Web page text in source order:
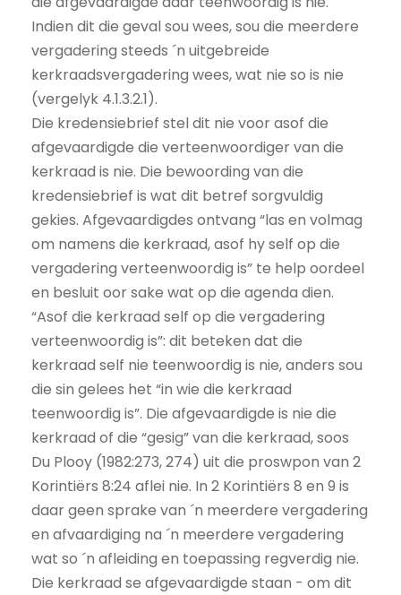
Indien dit die geval sou wees, sou die meerdere
vergadering steeds ´n uitgebreide
kerkraadsvergadering wees, wat nie so is nie
(vergelyk 4.1.3.2.1).
Die kredensiebrief stel dit nie voor asof die
afgevaardigde die verteenwoordiger van die
kerkraad is nie. Die bewoording van die
kredensiebrief is wat dit betref sorgvuldig
gekies. Afgevaardigdes ontvang “las en volmag
om namens die kerkraad, asof hy self op die
vergadering verteenwoordig is” te help oordeel
en besluit oor sake wat op die agenda dien.
“Asof die kerkraad self op die vergadering
verteenwoordig is”: dit beteken dat die
kerkraad self nie teenwoordig is nie, anders sou
die sin gelees het “in wie die kerkraad
teenwoordig is”. Die afgevaardigde is nie die
kerkraad of die “gesig” van die kerkraad, soos
Du Plooy (1982:273, 274) uit die proswpon van 2
Korintiërs 8:24 aflei nie. In 2 Korintiërs 8 en 9 is
daar geen sprake van ´n meerdere vergadering
en afvaardiging na ´n meerdere vergadering
wat so ´n afleiding en toepassing regverdig nie.
Die kerkraad se afgevaardigde staan - om dit